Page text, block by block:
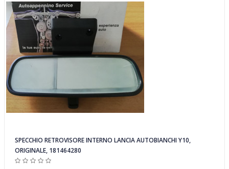
SPECCHIO RETROVISORE INTERNO LANCIA AUTOBIANCHI Y10,
ORIGINALE, 181464280